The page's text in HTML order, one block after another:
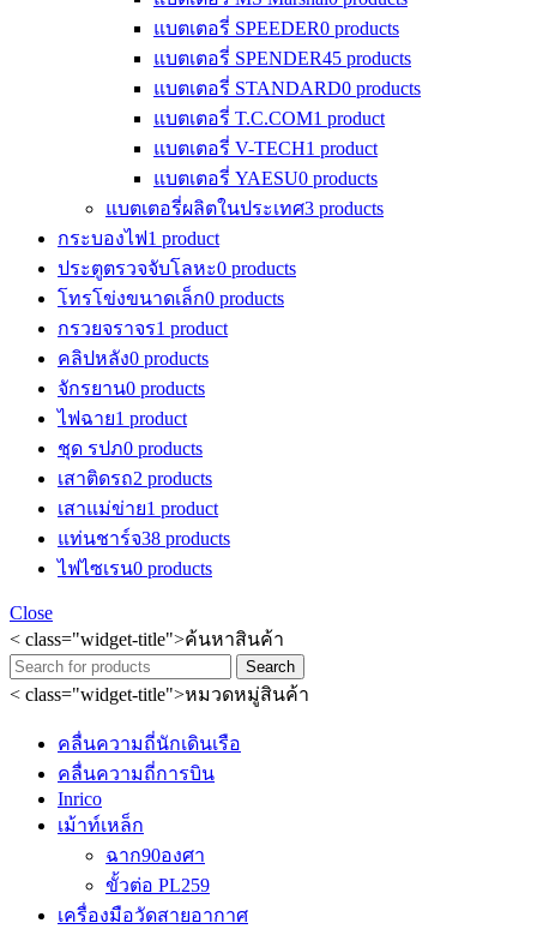
แบตเตอรี่ SPEEDER0 products
แบตเตอรี่ SPENDER45 products
แบตเตอรี่ STANDARD0 products
แบตเตอรี่ T.C.COM1 product
แบตเตอรี่ V-TECH1 product
แบตเตอรี่ YAESU0 products
แบตเตอรี่ผลิตในประเทศ3 products
กระบองไฟ1 product
ประตูตรวจจับโลหะ0 products
โทรโข่งขนาดเล็ก0 products
กรวยจราจร1 product
คลิปหลัง0 products
จักรยาน0 products
ไฟฉาย1 product
ชุด รปภ0 products
เสาติดรถ2 products
เสาแม่ข่าย1 product
แท่นชาร์จ38 products
ไฟไซเรน0 products
Close
< class="widget-title">ค้นหาสินค้า
Search
< class="widget-title">หมวดหมู่สินค้า
คลื่นความถี่นักเดินเรือ
คลื่นความถี่การบิน
Inrico
เม้าท์เหล็ก
ฉาก90องศา
ขั้วต่อ PL259
เครื่องมือวัดสายอากาศ